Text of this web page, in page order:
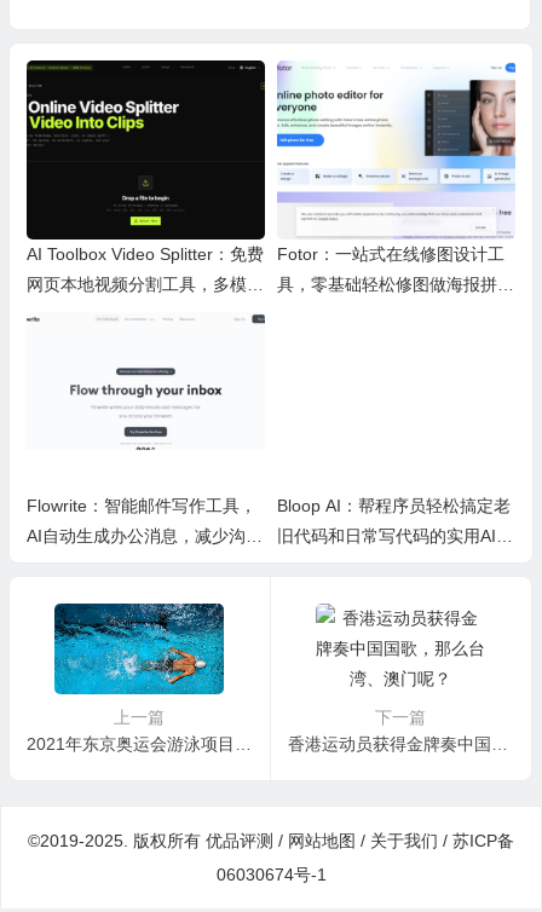
AI Toolbox Video Splitter：免费
网页本地视频分割工具，多模式
裁切高清视频且保护隐私
Fotor：一站式在线修图设计工
具，零基础轻松修图做海报拼图
Flowrite：智能邮件写作工具，
AI自动生成办公消息，减少沟通
Bloop AI：帮程序员轻松搞定老
旧代码和日常写代码的实用AI小
上一篇
下一篇
©2019-2025. 版权所有 优品评测 / 网站地图 / 关于我们 / 苏ICP备
06030674号-1